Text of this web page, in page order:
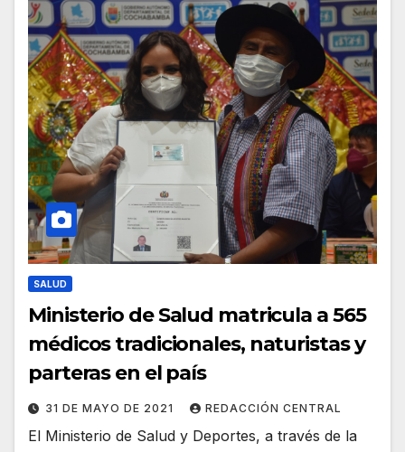
SALUD
Ministerio de Salud matricula a 565
médicos tradicionales, naturistas y
parteras en el país
31 DE MAYO DE 2021 REDACCIÓN CENTRAL
El Ministerio de Salud y Deportes, a través de la